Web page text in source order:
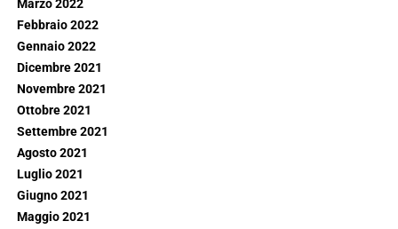
Marzo 2022
Febbraio 2022
Gennaio 2022
Dicembre 2021
Novembre 2021
Ottobre 2021
Settembre 2021
Agosto 2021
Luglio 2021
Giugno 2021
Maggio 2021